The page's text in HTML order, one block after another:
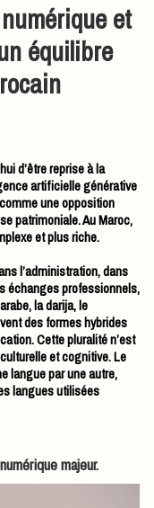
et
équilibre
d’être reprise à la
artificielle générative
une opposition
patrimoniale. Au Maroc,
et plus riche.
l’administration, dans
échanges professionnels,
la darija, le
des formes hybrides
Cette pluralité n’est
et cognitive. Le
langue par une autre,
langues utilisées
majeur.